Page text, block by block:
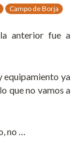
Campo de Borja
anterior fue a
equipamiento ya
que no vamos a
no …